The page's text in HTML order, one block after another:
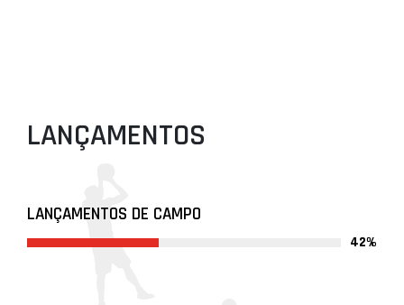
LANÇAMENTOS
LANÇAMENTOS DE CAMPO
42%